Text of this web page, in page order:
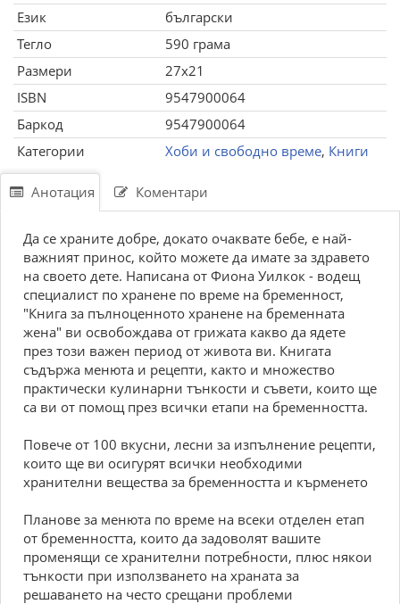
Език
български
Тегло
590 грама
Размери
27x21
ISBN
9547900064
Баркод
9547900064
Категории
Хоби и свободно време, Книги
Анотация Коментари
Да се храните добре, докато очаквате бебе, е най-
важният принос, който можете да имате за здравето
на своето дете. Написана от Фиона Уилкок - водещ
специалист по хранене по време на бременност,
"Книга за пълноценното хранене на бременната
жена" ви освобождава от грижата какво да ядете
през този важен период от живота ви. Книгата
съдържа менюта и рецепти, както и множество
практически кулинарни тънкости и съвети, които ще
са ви от помощ през всички етапи на бременността.
Повече от 100 вкусни, лесни за изпълнение рецепти,
които ще ви осигурят всички необходими
хранителни вещества за бременността и кърменето
Планове за менюта по време на всеки отделен етап
от бременността, които да задоволят вашите
променящи се хранителни потребности, плюс някои
тънкости при използването на храната за
решаването на често срещани проблеми